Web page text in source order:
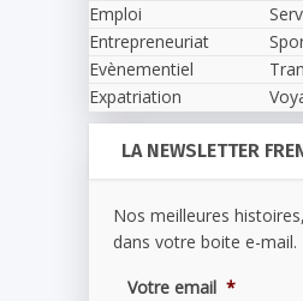
Emploi
Entrepreneuriat
Evènementiel
Expatriation
LA NEWSLETTER
Nos meilleures
dans votre boite e-mail.
Votre email *